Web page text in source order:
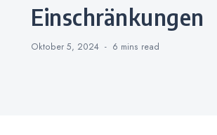
Einschränkungen
Oktober 5, 2024 6 mins read